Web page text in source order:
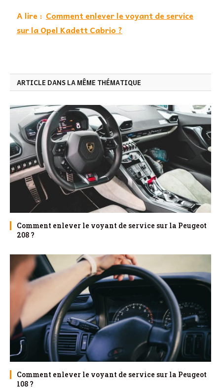
A lire : Comment enlever le voyant de service
sur la Opel Kadett Cabrio ?
ARTICLE DANS LA MÊME THÉMATIQUE
Comment enlever le voyant de service sur la Peugeot
208 ?
Comment enlever le voyant de service sur la Peugeot
108 ?